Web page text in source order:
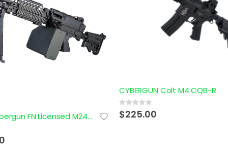
0out of 5
$230.00